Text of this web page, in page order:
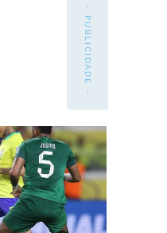
- PUBLICIDADE -